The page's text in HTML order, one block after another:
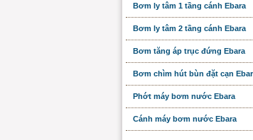
Bơm ly tâm 1 tầng cánh Ebara
Bơm ly tâm 2 tầng cánh Ebara
Bơm tăng áp trục đứng Ebara
Bơm chìm hút bùn đặt cạn
Phớt máy bơm nước Ebara
Cánh máy bơm nước Ebara